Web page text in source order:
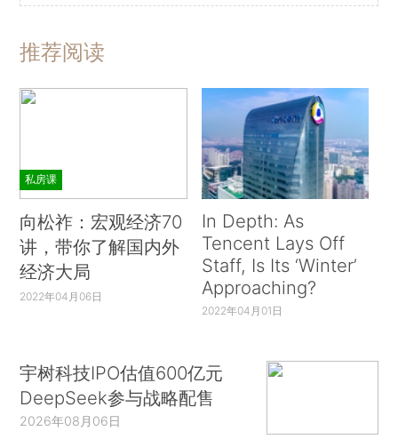
推荐阅读
私房课
向松祚：宏观经济70
讲，带你了解国内外
经济大局
2022年04月06日
In Depth: As
Tencent Lays Off
Staff, Is Its ‘Winter’
Approaching?
2022年04月01日
宇树科技IPO估值600亿元
DeepSeek参与战略配售
2026年08月06日